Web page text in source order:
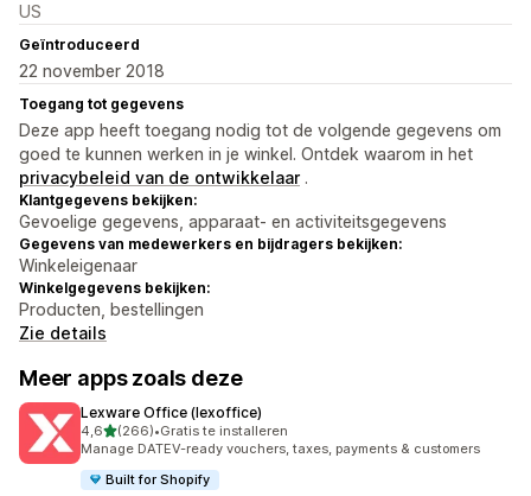
US
Geïntroduceerd
22 november 2018
Toegang tot gegevens
Deze app heeft toegang nodig tot de volgende gegevens om
goed te kunnen werken in je winkel. Ontdek waarom in het
privacybeleid van de ontwikkelaar .
Klantgegevens bekijken:
Gevoelige gegevens, apparaat- en activiteitsgegevens
Gegevens van medewerkers en bijdragers bekijken:
Winkeleigenaar
Winkelgegevens bekijken:
Producten, bestellingen
Zie details
Meer apps zoals deze
Lexware Office (lexoffice)
4,6van 5 sterren
(266)
266 recensies in totaal
•Gratis te installeren
Manage DATEV-ready vouchers, taxes, payments & customers
Built for Shopify